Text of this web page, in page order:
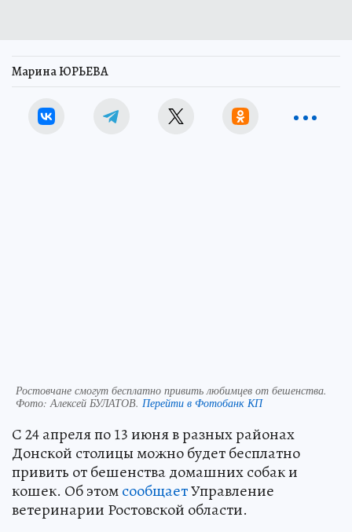
Марина ЮРЬЕВА
Ростовчане смогут бесплатно привить любимцев от бешенства.
Фото: Алексей БУЛАТОВ. Перейти в Фотобанк КП
С 24 апреля по 13 июня в разных районах
Донской столицы можно будет бесплатно
привить от бешенства домашних собак и
кошек. Об этомсообщаетУправление
ветеринарии Ростовской области.